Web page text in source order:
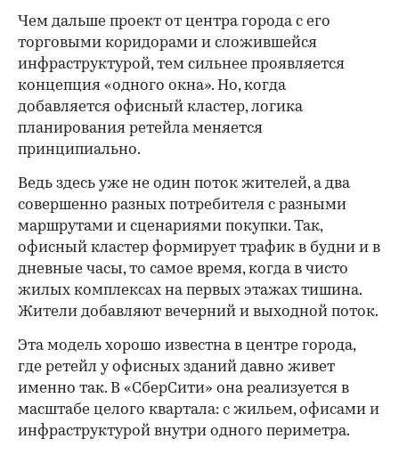
Чем дальше проект от центра города с его
торговыми коридорами и сложившейся
инфраструктурой, тем сильнее проявляется
концепция «одного окна». Но, когда
добавляется офисный кластер, логика
планирования ретейла меняется
принципиально.
Ведь здесь уже не один поток жителей, а два
совершенно разных потребителя с разными
маршрутами и сценариями покупки. Так,
офисный кластер формирует трафик в будни и в
дневные часы, то самое время, когда в чисто
жилых комплексах на первых этажах тишина.
Жители добавляют вечерний и выходной поток.
Эта модель хорошо известна в центре города,
где ретейл у офисных зданий давно живет
именно так. В «СберСити» она реализуется в
масштабе целого квартала: с жильем, офисами и
инфраструктурой внутри одного периметра.